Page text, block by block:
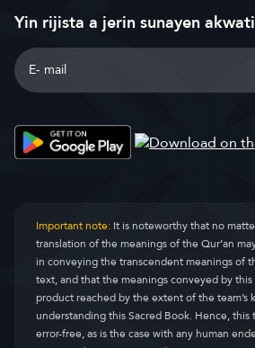
Yin rijista a jerin sunayen
Important note:It is noteworthy that no
translation of the meanings of the Qur’an
in conveying the transcendent meanings of
text, and that the meanings conveyed by
product reached by the extent of the team’s
understanding this Sacred Book. Hence,
error-free, as is the case with any human